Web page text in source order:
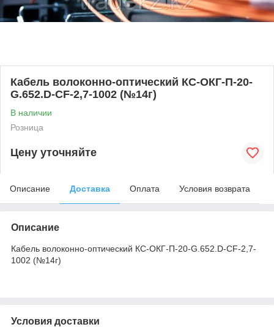
Кабель волоконно-оптический КС-ОКГ-П-20-
G.652.D-CF-2,7-1002 (№14г)
В наличии
Розница
Цену уточняйте
Описание Доставка Оплата Условия возврата
Описание
Кабель волоконно-оптический КС-ОКГ-П-20-G.652.D-CF-2,7-
1002 (№14г)
Условия доставки